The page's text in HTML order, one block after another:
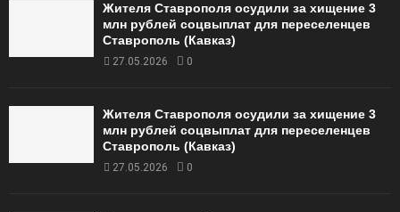
Жителя Ставрополя осудили за хищение 3
млн рублей соцвыплат для переселенцев
Ставрополь (Кавказ)
27.05.2026 0
Жителя Ставрополя осудили за хищение 3
млн рублей соцвыплат для переселенцев
Ставрополь (Кавказ)
27.05.2026 0